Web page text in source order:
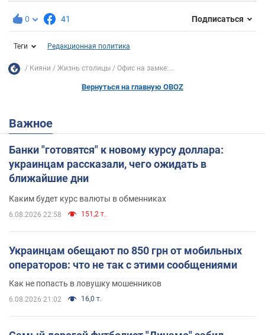
0 41 Подписаться
Теги Редакционная политика
Кияни Жизнь столицы Офис на замке:...
Вернуться на главную OBOZ
Важное
Банки "готовятся" к новому курсу доллара:
украинцам рассказали, чего ожидать в
ближайшие дни
Каким будет курс валюты в обменниках
6.08.2026 22:58 151,2 т.
Украинцам обещают по 850 грн от мобильных
операторов: что не так с этими сообщениями
Как не попасть в ловушку мошенников
6.08.2026 21:02 16,0 т.